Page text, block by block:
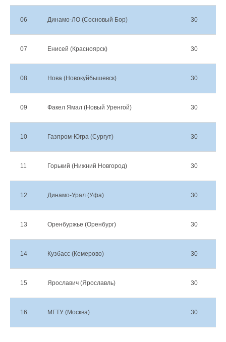
06 Динамо-ЛО (Сосновый Бор) 30
07 Енисей (Красноярск) 30
08 Нова (Новокуйбышевск) 30
09 Факел Ямал (Новый Уренгой) 30
10 Газпром-Югра (Сургут) 30
11 Горький (Нижний Новгород) 30
12 Динамо-Урал (Уфа) 30
13 Оренбуржье (Оренбург) 30
14 Кузбасс (Кемерово) 30
15 Ярославич (Ярославль) 30
16 МГТУ (Москва) 30